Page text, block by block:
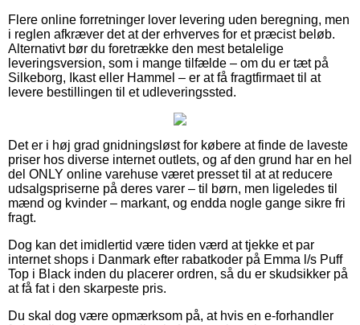
Flere online forretninger lover levering uden beregning, men
i reglen afkræver det at der erhverves for et præcist beløb.
Alternativt bør du foretrække den mest betalelige
leveringsversion, som i mange tilfælde – om du er tæt på
Silkeborg, Ikast eller Hammel – er at få fragtfirmaet til at
levere bestillingen til et udleveringssted.
Det er i høj grad gnidningsløst for købere at finde de laveste
priser hos diverse internet outlets, og af den grund har en hel
del ONLY online varehuse været presset til at at reducere
udsalgspriserne på deres varer – til børn, men ligeledes til
mænd og kvinder – markant, og endda nogle gange sikre fri
fragt.
Dog kan det imidlertid være tiden værd at tjekke et par
internet shops i Danmark efter rabatkoder på Emma l/s Puff
Top i Black inden du placerer ordren, så du er skudsikker på
at få fat i den skarpeste pris.
Du skal dog være opmærksom på, at hvis en e-forhandler